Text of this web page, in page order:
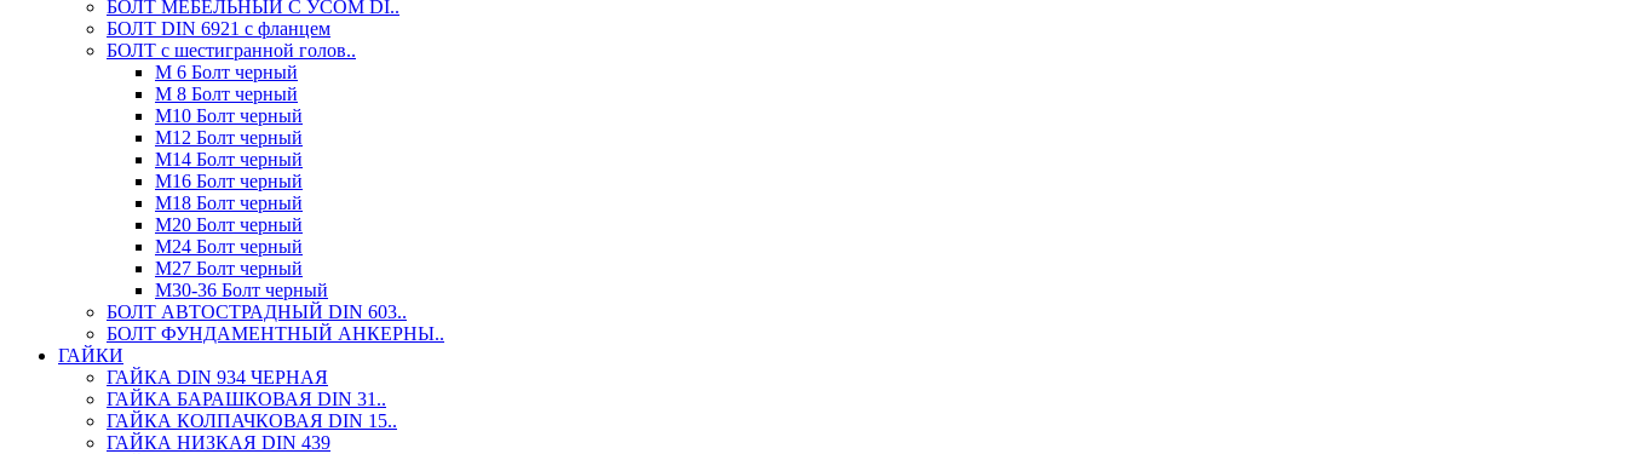
БОЛТ МЕБЕЛЬНЫЙ С УСОМ DI..
БОЛТ DIN 6921 c фланцем
БОЛТ с шестигранной голов..
М 6 Болт черный
М 8 Болт черный
М10 Болт черный
М12 Болт черный
М14 Болт черный
М16 Болт черный
М18 Болт черный
М20 Болт черный
М24 Болт черный
М27 Болт черный
М30-36 Болт черный
БОЛТ АВТОСТРАДНЫЙ DIN 603..
БОЛТ ФУНДАМЕНТНЫЙ АНКЕРНЫ..
ГАЙКИ
ГАЙКА DIN 934 ЧЕРНАЯ
ГАЙКА БАРАШКОВАЯ DIN 31..
ГАЙКА КОЛПАЧКОВАЯ DIN 15..
ГАЙКА НИЗКАЯ DIN 439